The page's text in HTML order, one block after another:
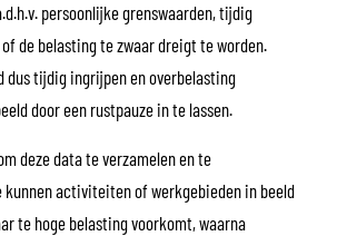
persoonlijke grenswaarden, tijdig
de belasting te zwaar dreigt te worden.
dus tijdig ingrijpen en overbelasting
door een rustpauze in te lassen.
deze data te verzamelen en te
kunnen activiteiten of werkgebieden in beeld
te hoge belasting voorkomt, waarna